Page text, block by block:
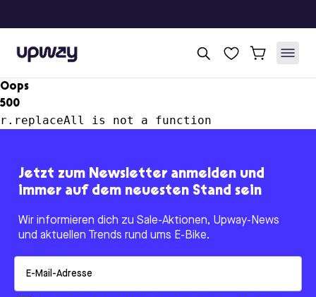
Upway
Oops
500
r.replaceAll is not a function
Jetzt zum Newsletter anmelden und
immer auf dem neuesten Stand sein
Wir informieren dich zu Sale-Aktionen, Upway-News
und aktuellen Trends rund ums E-Bike.